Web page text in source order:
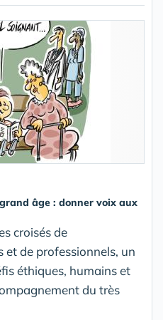
âge : donner voix aux
croisés de
et de professionnels, un
éthiques, humains et
du très